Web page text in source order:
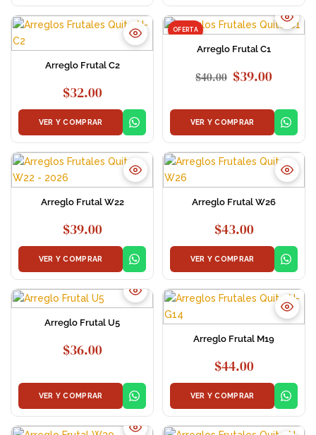
Arreglo Frutal C2
$32.00
VER Y COMPRAR
OFERTA
Arreglo Frutal C1
$40.00 El
original
era:
$40.00.
$39.00El
actual
es:
$39.00.
VER Y COMPRAR
Arreglo Frutal W22
$39.00
VER Y COMPRAR
Arreglo Frutal W26
$43.00
VER Y COMPRAR
Arreglo Frutal U5
$36.00
VER Y COMPRAR
Arreglo Frutal M19
$44.00
VER Y COMPRAR